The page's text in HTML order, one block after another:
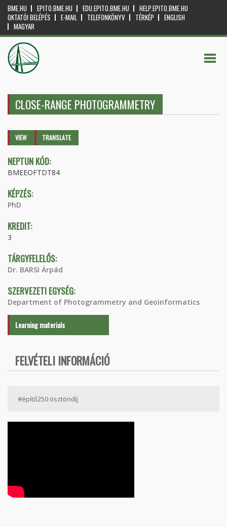
BME.HU EPITO.BME.HU EDU.EPITO.BME.HU
HELP.EPITO.BME.HU
OKTATÓI BELÉPÉS
E-MAIL TELEFONKÖNYV TÉRKÉP
ENGLISH
MAGYAR
CLOSE-RANGE PHOTOGRAMMETRY
Primary tabs
VIEW (ACTIVETRANSLATE
NEPTUN KÓD:
BMEEOFTDT84
KÉPZÉS:
PhD
KREDIT:
3
TÁRGYFELELŐS:
Dr. BARSI Árpád
SZERVEZETI EGYSÉG:
Department of Photogrammetry and Geoinformatics
Learning materials
FELVÉTELI INFORMÁCIÓ
#építő250 ösztöndíj